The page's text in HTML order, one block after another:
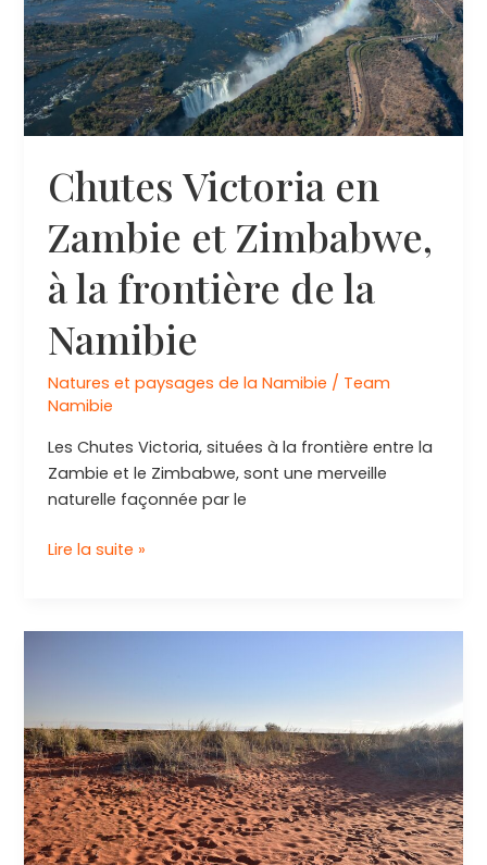
belles
plages
de
la
côte
atlantique
Chutes Victoria en
Zambie et Zimbabwe,
à la frontière de la
Namibie
Natures et paysages de la Namibie / Team
Namibie
Les Chutes Victoria, situées à la frontière entre la
Zambie et le Zimbabwe, sont une merveille
naturelle façonnée par le
Chutes
Zambie
la
frontière
de
la
Namibie
Lire la suite »